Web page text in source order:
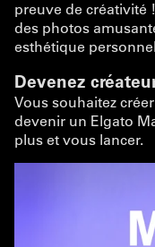
preuve de créativité
des photos
esthétique
Devenez
Vous souhaitez
devenir un Elgato
plus et vous lancer.